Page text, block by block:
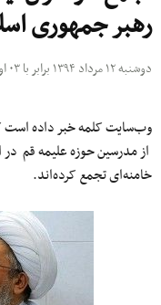
رهبر جمهوری
دوشنبه ۱۲ مرداد ۱۳۹۴ برابر با ۰۳ اوت ۲۰۱۵
وب‌سایت کلمه خبر داده است
از مدرسین حوزه علیمه قم در
خامنه‌‌ای تجمع کرده‌اند.